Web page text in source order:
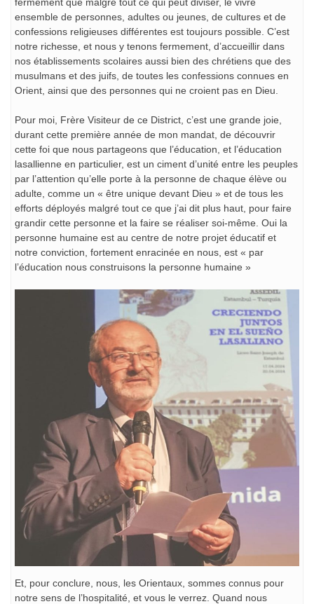
fermement que malgré tout ce qui peut diviser, le vivre
ensemble de personnes, adultes ou jeunes, de cultures et de
confessions religieuses différentes est toujours possible. C’est
notre richesse, et nous y tenons fermement, d’accueillir dans
nos établissements scolaires aussi bien des chrétiens que des
musulmans et des juifs, de toutes les confessions connues en
Orient, ainsi que des personnes qui ne croient pas en Dieu.
Pour moi, Frère Visiteur de ce District, c’est une grande joie,
durant cette première année de mon mandat, de découvrir
cette foi que nous partageons que l’éducation, et l’éducation
lasallienne en particulier, est un ciment d’unité entre les peuples
par l’attention qu’elle porte à la personne de chaque élève ou
adulte, comme un « être unique devant Dieu » et de tous les
efforts déployés malgré tout ce que j’ai dit plus haut, pour faire
grandir cette personne et la faire se réaliser soi-même. Oui la
personne humaine est au centre de notre projet éducatif et
notre conviction, fortement enracinée en nous, est « par
l’éducation nous construisons la personne humaine »
Et, pour conclure, nous, les Orientaux, sommes connus pour
notre sens de l’hospitalité, et vous le verrez. Quand nous